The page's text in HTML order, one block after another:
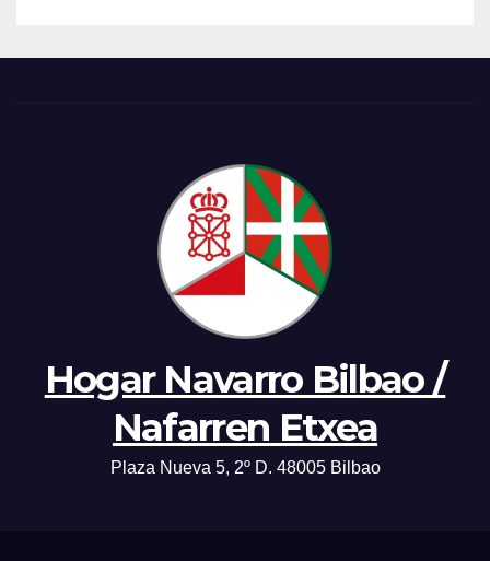
Hogar Navarro Bilbao /
Nafarren Etxea
Plaza Nueva 5, 2º D. 48005 Bilbao